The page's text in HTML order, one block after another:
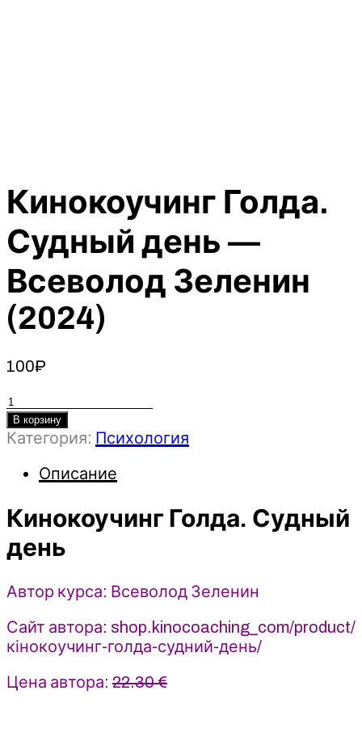
Кинокоучинг Голда.
Судный день —
Всеволод Зеленин
(2024)
100₽
Количество
товара
Кинокоучинг
Судный
-
Зеленин
В корзину
Категория: Психология
Описание
Кинокоучинг Голда. Судный
день
Автор курса: Всеволод Зеленин
Сайт автора: shop.kinocoaching_com/product/
кінокоучинг-голда-судний-день/
Цена автора: 22.30 €